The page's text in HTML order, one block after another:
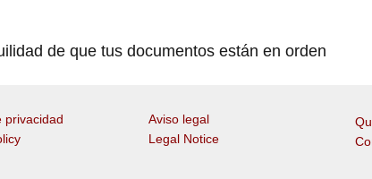
de que tus documentos están en orden
privacidad
Aviso legal
Legal Notice